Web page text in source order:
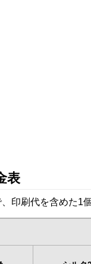
表
印刷代を含めた1